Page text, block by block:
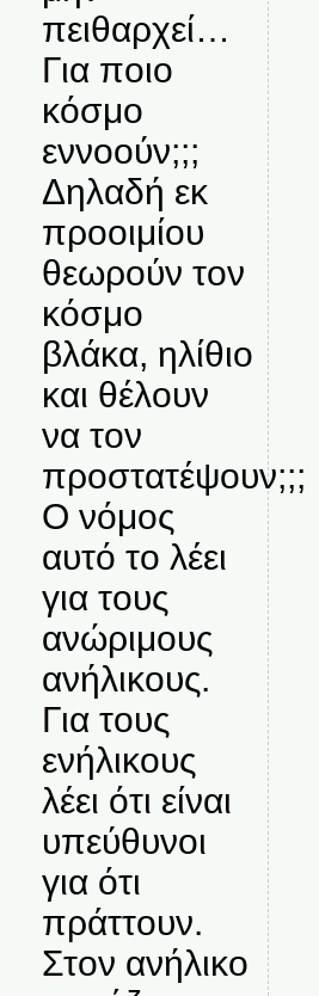
πειθαρχεί…
Για ποιο
κόσμο
εννοούν;;;
Δηλαδή εκ
προοιμίου
θεωρούν τον
κόσμο
βλάκα, ηλίθιο
και θέλουν
να τον
προστατέψουν;;;
Ο νόμος
αυτό το λέει
για τους
ανώριμους
ανήλικους.
Για τους
ενήλικους
λέει ότι είναι
υπεύθυνοι
για ότι
πράττουν.
Στον ανήλικο